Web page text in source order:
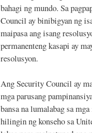
bahagi ng mundo. Sa
Council ay binibigyan ng
maipasa ang isang
permanenteng kasapi ay
resolusyon.
Ang Security Council ay
mga parusang
bansa na lumalabag sa
hilingin ng konseho sa